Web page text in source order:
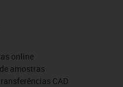
online
amostras
CAD